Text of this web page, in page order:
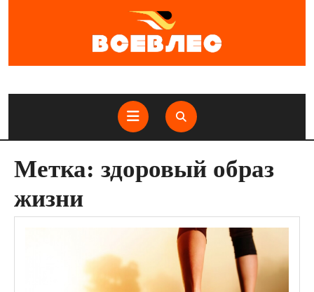
Кнопка
Открыть
Метка: здоровый образ
жизни